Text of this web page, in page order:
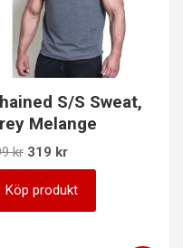
S/S Sweat,
Melange
kr Det
ursprungliga
priset
var:
319 krDet
nuvarande
priset
är:
Köp produkt